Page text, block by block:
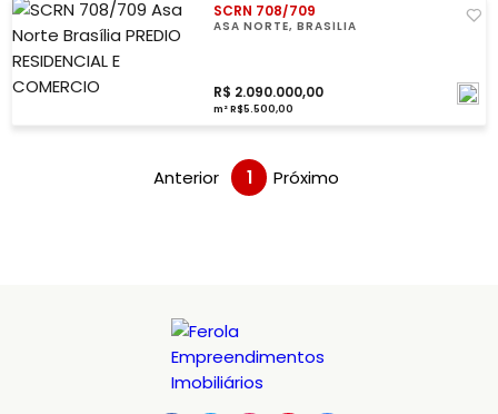
SCRN 708/709
ASA NORTE, BRASÍLIA
R$ 2.090.000,00
m² R$5.500,00
Anterior 1 Próximo